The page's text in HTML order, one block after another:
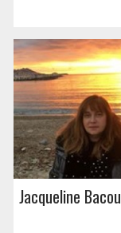
Jacqueline Bacou